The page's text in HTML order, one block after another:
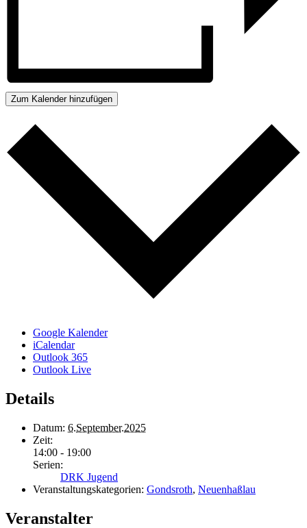
Zum Kalender hinzufügen
Google Kalender
iCalendar
Outlook 365
Outlook Live
Details
Datum: 6.September.2025
Zeit:
14:00 - 19:00
Serien:
DRK Jugend
Veranstaltungskategorien: Gondsroth, Neuenhaßlau
Veranstalter